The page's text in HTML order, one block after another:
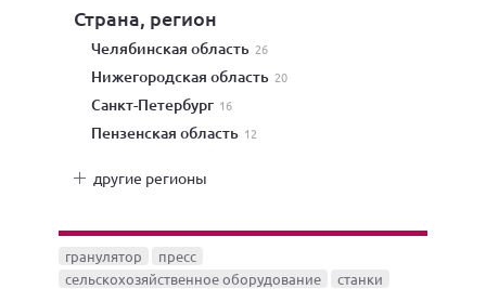
Страна, регион
Челябинская область 26
Нижегородская область 20
Санкт-Петербург 16
Пензенская область 12
другие регионы
гранулятор
пресс
сельскохозяйственное оборудование
станки